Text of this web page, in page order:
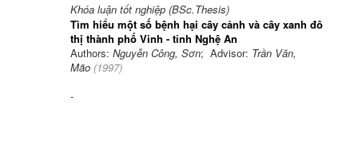
Khóa luận tốt nghiệp (BSc.Thesis)
Tìm hiểu một số bệnh hại cây cảnh và cây xanh đô
thị thành phố Vinh - tỉnh Nghệ An
Authors: Nguyễn Công, Sơn; Advisor: Trần Văn,
Mão (1997)
-